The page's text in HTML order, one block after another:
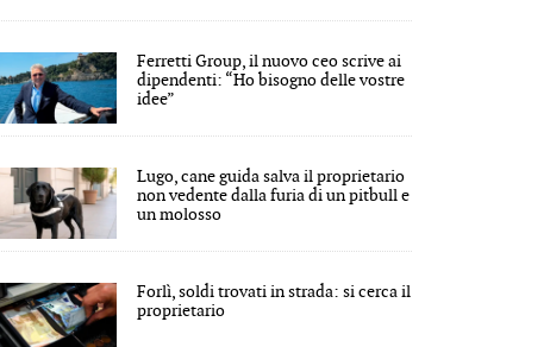
Ferretti Group, il nuovo ceo scrive ai
dipendenti: “Ho bisogno delle vostre
idee”
Lugo, cane guida salva il proprietario
non vedente dalla furia di un pitbull e
un molosso
Forlì, soldi trovati in strada: si cerca il
proprietario